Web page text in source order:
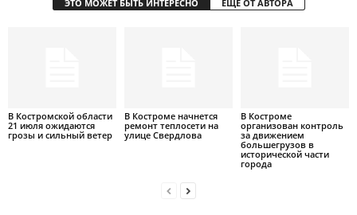
ЭТО МОЖЕТ БЫТЬ ИНТЕРЕСНО ЕЩЕ ОТ АВТОРА
В Костромской области
21 июля ожидаются
грозы и сильный ветер
В Костроме начнется
ремонт теплосети на
улице Свердлова
В Костроме
организован контроль
за движением
большегрузов в
исторической части
города